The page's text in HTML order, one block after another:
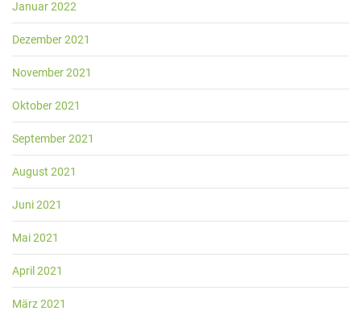
Januar 2022
Dezember 2021
November 2021
Oktober 2021
September 2021
August 2021
Juni 2021
Mai 2021
April 2021
März 2021